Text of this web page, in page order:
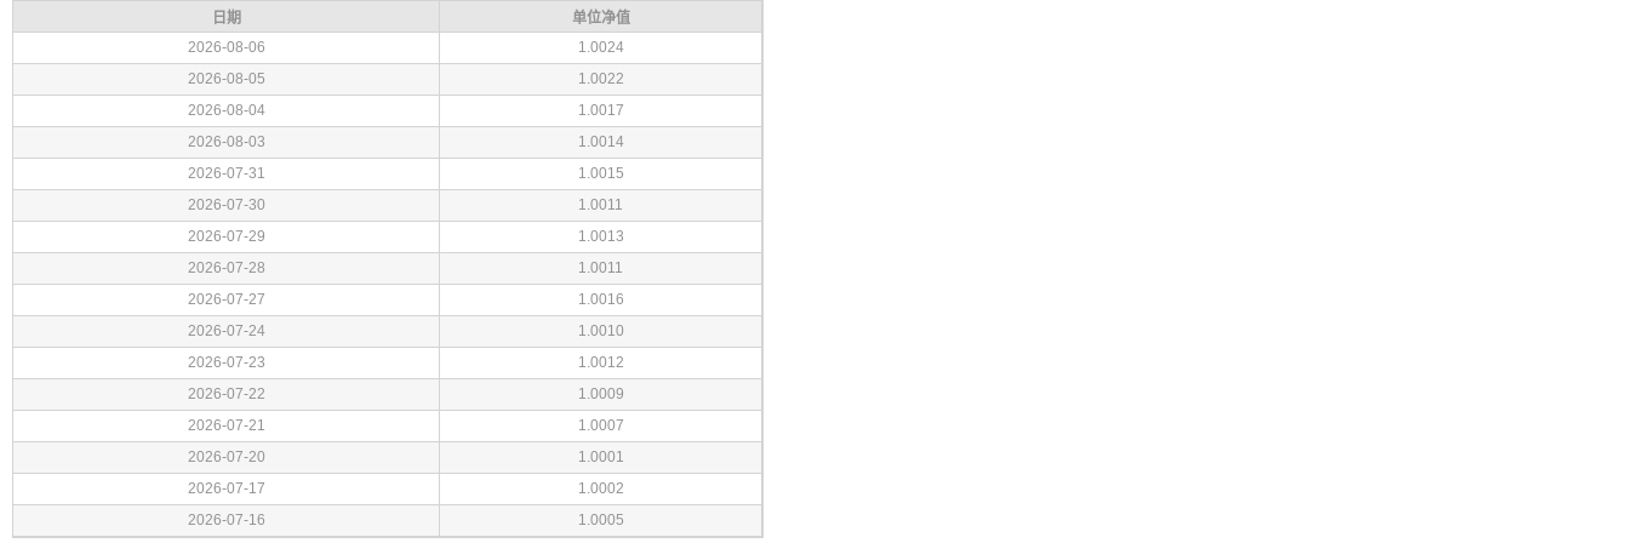
日期
单位净值
2026-08-06
1.0024
2026-08-05
1.0022
2026-08-04
1.0017
2026-08-03
1.0014
2026-07-31
1.0015
2026-07-30
1.0011
2026-07-29
1.0013
2026-07-28
1.0011
2026-07-27
1.0016
2026-07-24
1.0010
2026-07-23
1.0012
2026-07-22
1.0009
2026-07-21
1.0007
2026-07-20
1.0001
2026-07-17
1.0002
2026-07-16
1.0005